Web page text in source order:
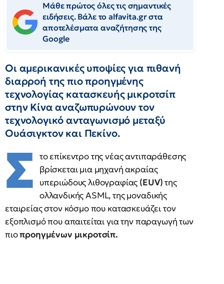
Μάθε πρώτος όλες τις σημαντικές
ειδήσεις. Βάλε το alfavita.gr στα
αποτελέσματα αναζήτησης της
Google
Οι αμερικανικές υποψίες για πιθανή
διαρροή της πιο προηγμένης
τεχνολογίας κατασκευής μικροτσίπ
στην Κίνα αναζωπυρώνουν τον
τεχνολογικό ανταγωνισμό μεταξύ
Ουάσιγκτον και Πεκίνο.
Σ το επίκεντρο της νέας αντιπαράθεσης
βρίσκεται μια μηχανή ακραίας
υπεριώδους λιθογραφίας (EUV)της
ολλανδικής ASML, της μοναδικής
εταιρείας στον κόσμο που κατασκευάζει τον
εξοπλισμό που απαιτείται για την παραγωγή των
πιοπροηγμένων μικροτσίπ.